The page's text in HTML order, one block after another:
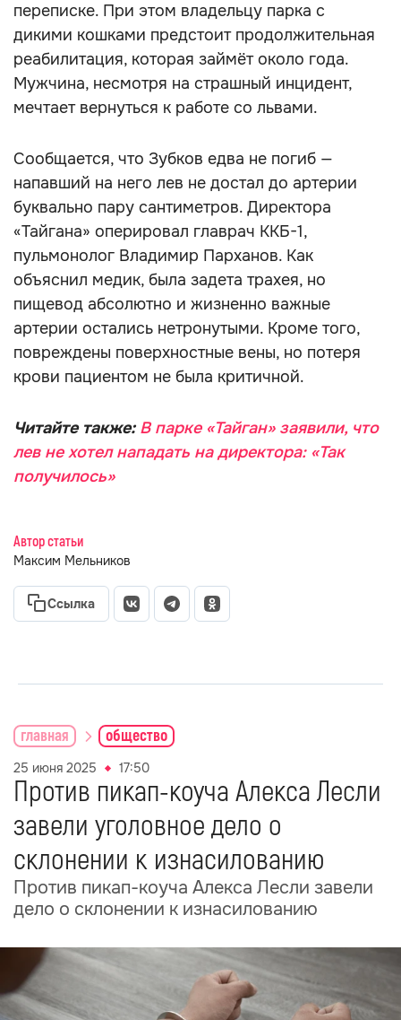
переписке. При этом владельцу парка с
дикими кошками предстоит продолжительная
реабилитация, которая займёт около года.
Мужчина, несмотря на страшный инцидент,
мечтает вернуться к работе со львами.
Сообщается, что Зубков едва не погиб —
напавший на него лев не достал до артерии
буквально пару сантиметров. Директора
«Тайгана» оперировал главрач ККБ-1,
пульмонолог Владимир Парханов. Как
объяснил медик, была задета трахея, но
пищевод абсолютно и жизненно важные
артерии остались нетронутыми. Кроме того,
повреждены поверхностные вены, но потеря
крови пациентом не была критичной.
Читайте также: В парке «Тайган» заявили, что
лев не хотел нападать на директора: «Так
получилось»
Автор статьи
Максим Мельников
Ссылка
главная общество
25 июня 2025 17:50
Против пикап-коуча Алекса Лесли
завели уголовное дело о
склонении к изнасилованию
Против пикап-коуча Алекса Лесли завели
дело о склонении к изнасилованию